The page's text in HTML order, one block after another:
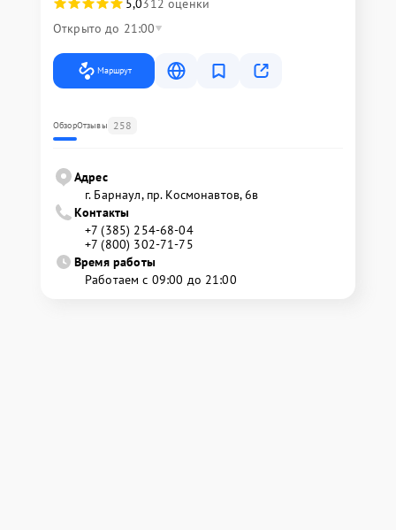
5,0312 оценки
Открыто до 21:00
Маршрут
ОбзорОтзывы 258
Адрес
г. Барнаул, ​пр. Космонавтов, 6в
Контакты
+7 (385) 254-68-04
+7 (800) 302-71-75
Время работы
Работаем с 09:00 до 21:00